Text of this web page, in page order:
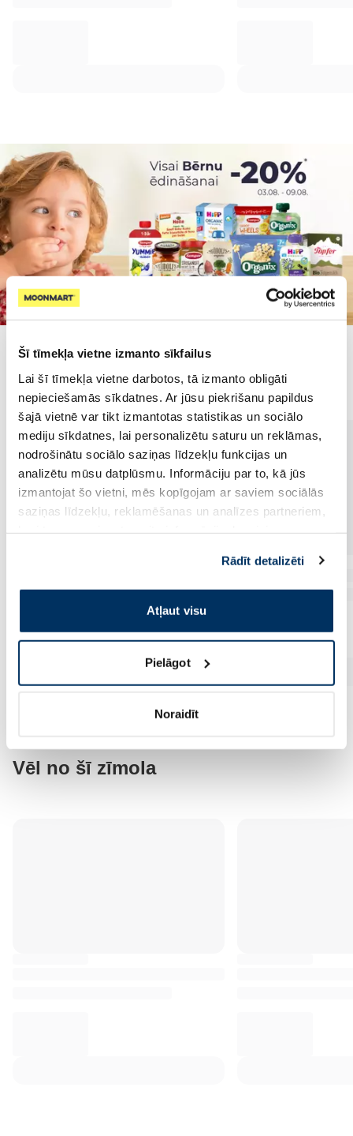
Šī tīmekļa vietne izmanto sīkfailus
Lai šī tīmekļa vietne darbotos, tā izmanto obligāti
nepieciešamās sīkdatnes. Ar jūsu piekrišanu papildus
šajā vietnē var tikt izmantotas statistikas un sociālo
mediju sīkdatnes, lai personalizētu saturu un reklāmas,
nodrošinātu sociālo saziņas līdzekļu funkcijas un
analizētu mūsu datplūsmu. Informāciju par to, kā jūs
izmantojat šo vietni, mēs kopīgojam ar saviem sociālās
saziņas līdzekļu, reklamēšanas un analīzes partneriem,
pakalpojumus. Ja piekrītat šo papildu sīkdatņu
izmantošanai, lūdzu, atzīmējiet savu izvēli:
Rādīt detalizēti
Atļaut visu
Pielāgot
Noraidīt
Populārākie kategorijā
Vēl no šī zīmola